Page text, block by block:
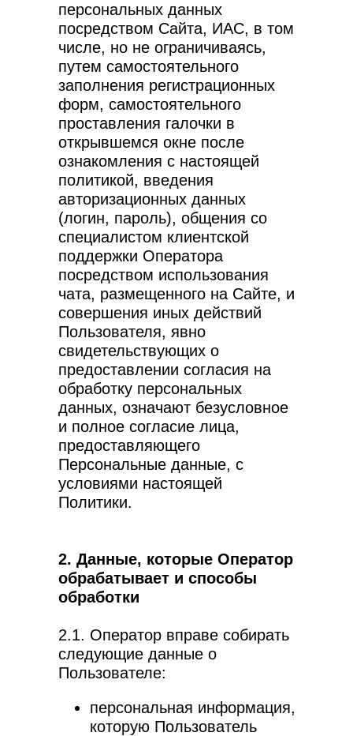
персональных данных
посредством Сайта, ИАС, в том
числе, но не ограничиваясь,
путем самостоятельного
заполнения регистрационных
форм, самостоятельного
проставления галочки в
открывшемся окне после
ознакомления с настоящей
политикой, введения
авторизационных данных
(логин, пароль), общения со
специалистом клиентской
поддержки Оператора
посредством использования
чата, размещенного на Сайте, и
совершения иных действий
Пользователя, явно
свидетельствующих о
предоставлении согласия на
обработку персональных
данных, означают безусловное
и полное согласие лица,
предоставляющего
Персональные данные, с
условиями настоящей
Политики.
2. Данные, которые Оператор
обрабатывает и способы
обработки
2.1. Оператор вправе собирать
следующие данные о
Пользователе:
персональная информация,
которую Пользователь